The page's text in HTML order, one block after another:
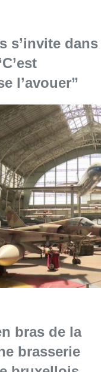
le blocus
bras de la
brasserie
bruxellois